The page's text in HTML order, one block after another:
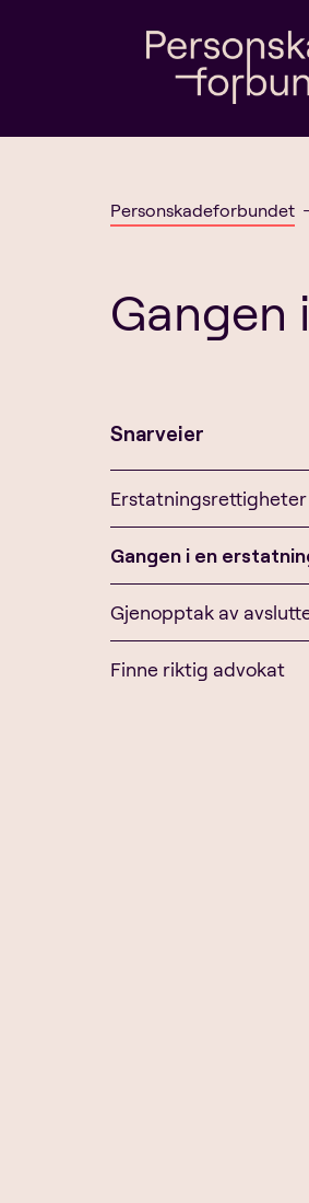
Personskadeforbundet
Gangen
Snarveier
Erstatningsrettigheter
Gangen i en
Gjenopptak av
Finne riktig advokat